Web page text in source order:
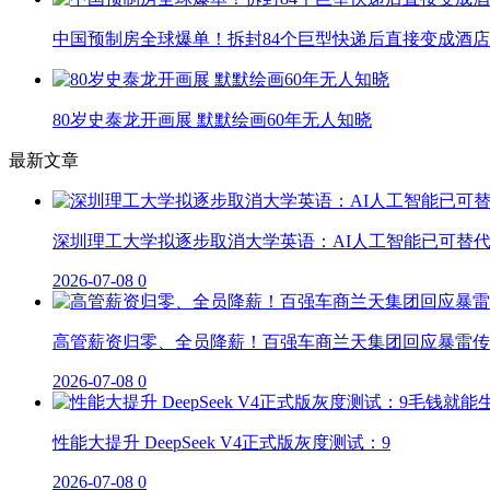
中国预制房全球爆单！拆封84个巨型快递后直接变成酒店
80岁史泰龙开画展 默默绘画60年无人知晓
最新文章
深圳理工大学拟逐步取消大学英语：AI人工智能已可替代
2026-07-08 0
高管薪资归零、全员降薪！百强车商兰天集团回应暴雷
2026-07-08 0
性能大提升 DeepSeek V4正式版灰度测试：9
2026-07-08 0